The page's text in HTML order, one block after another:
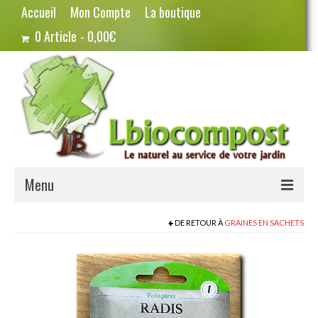
Accueil Mon Compte
La boutique
0 Article
0,00€
Menu
Potager – Graines
Haricots
Pois
DE RETOUR À GRAINES EN SACHETS